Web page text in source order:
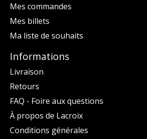
Mes commandes
Mes billets
Ma liste de souhaits
Informations
Livraison
Retours
FAQ - Foire aux questions
À propos de Lacroix
Conditions générales